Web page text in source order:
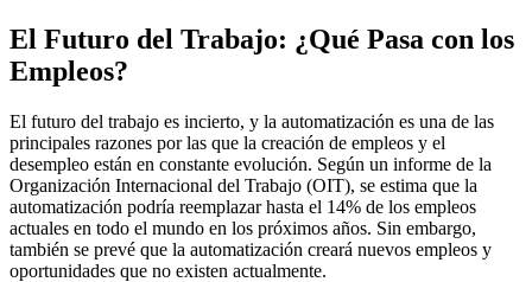
El Futuro del Trabajo: ¿Qué Pasa con los
Empleos?
El futuro del trabajo es incierto, y la automatización es una de las
principales razones por las que la creación de empleos y el
desempleo están en constante evolución. Según un informe de la
Organización Internacional del Trabajo (OIT), se estima que la
automatización podría reemplazar hasta el 14% de los empleos
actuales en todo el mundo en los próximos años. Sin embargo,
también se prevé que la automatización creará nuevos empleos y
oportunidades que no existen actualmente.